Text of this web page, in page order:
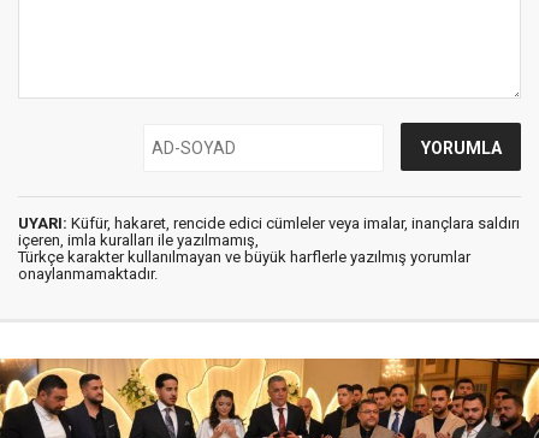
UYARI: Küfür, hakaret, rencide edici cümleler veya imalar, inançlara saldırı
içeren, imla kuralları ile yazılmamış,
Türkçe karakter kullanılmayan ve büyük harflerle yazılmış yorumlar
onaylanmamaktadır.